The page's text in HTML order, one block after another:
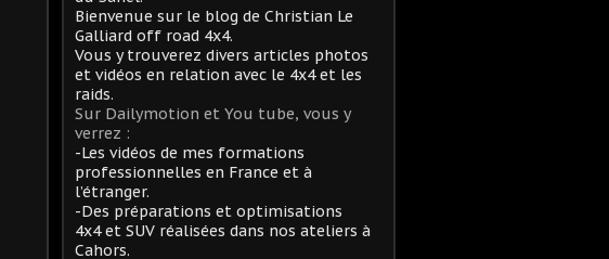
Bienvenue sur le blog de Christian Le
Galliard off road 4x4.
Vous y trouverez divers articles photos
et vidéos en relation avec le 4x4 et les
raids.
Sur Dailymotion et You tube, vous y
verrez :
-Les vidéos de mes formations
professionnelles en France et à
l’étranger.
-Des préparations et optimisations
4x4 et SUV réalisées dans nos ateliers à
Cahors.